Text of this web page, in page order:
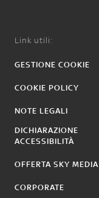
Link utili:
GESTIONE COOKIE
COOKIE POLICY
NOTE LEGALI
DICHIARAZIONE
ACCESSIBILITÀ
OFFERTA SKY MEDIA
CORPORATE